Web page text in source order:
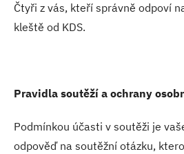
Čtyři z vás, kteří správně odpoví
kleště od KDS.
Pravidla soutěží a ochrany
Podmínkou účasti v soutěži je
odpověď na soutěžní otázku,